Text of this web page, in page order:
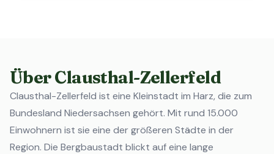
Über Clausthal-Zellerfeld
Clausthal-Zellerfeld ist eine Kleinstadt im Harz, die zum
Bundesland Niedersachsen gehört. Mit rund 15.000
Einwohnern ist sie eine der größeren Städte in der
Region. Die Bergbaustadt blickt auf eine lange